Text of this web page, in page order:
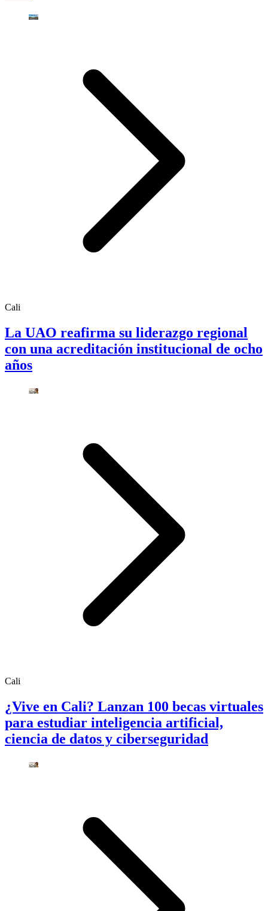
Cali
La UAO reafirma su liderazgo regional
con una acreditación institucional de ocho
años
Cali
¿Vive en Cali? Lanzan 100 becas virtuales
para estudiar inteligencia artificial,
ciencia de datos y ciberseguridad